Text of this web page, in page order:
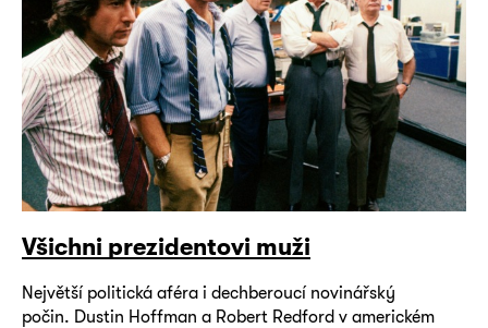
Všichni prezidentovi muži
Největší politická aféra i dechberoucí novinářský
počin. Dustin Hoffman a Robert Redford v americkém